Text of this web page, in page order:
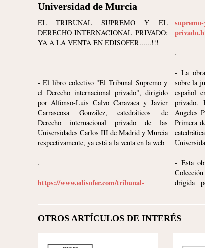
Universidad de Murcia
EL TRIBUNAL SUPREMO Y EL
DERECHO INTERNACIONAL PRIVADO:
YA A LA VENTA EN EDISOFER......!!!
- El libro colectivo "El Tribunal Supremo y
el Derecho internacional privado", dirigido
por Alfonso-Luis Calvo Caravaca y Javier
Carrascosa González, catedráticos de
Derecho internacional privado de las
Universidades Carlos III de Madrid y Murcia
respectivamente, ya está a la venta en la web
.
https://www.edisofer.com/tribunal-
.
- La
sobre la
español
privado.
Angeles
Primera
- Esta
drigida
OTROS ARTÍCULOS DE INTERÉS